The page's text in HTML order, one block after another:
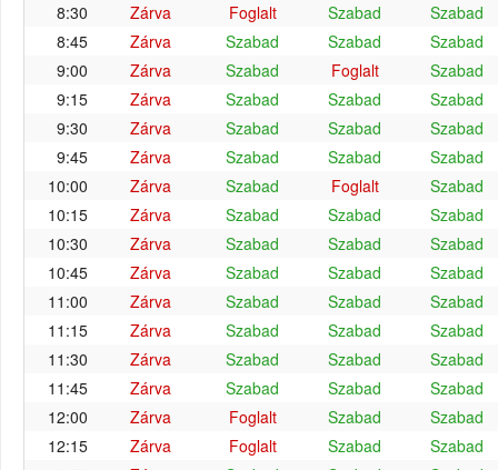
8:30
Zárva Foglalt Szabad
Szabad
8:45
Zárva Szabad Szabad
Szabad
9:00
Zárva Szabad Foglalt
Szabad
9:15
Zárva Szabad Szabad
Szabad
9:30
Zárva Szabad Szabad
Szabad
9:45
Zárva Szabad Szabad
Szabad
10:00
Zárva Szabad Foglalt
Szabad
10:15
Zárva Szabad Szabad
Szabad
10:30
Zárva Szabad Szabad
Szabad
10:45
Zárva Szabad Szabad
Szabad
11:00
Zárva Szabad Szabad
Szabad
11:15
Zárva Szabad Szabad
Szabad
11:30
Zárva Szabad Szabad
Szabad
11:45
Zárva Szabad Szabad
Szabad
12:00
Zárva Foglalt Szabad
Szabad
12:15
Zárva Foglalt Szabad
Szabad